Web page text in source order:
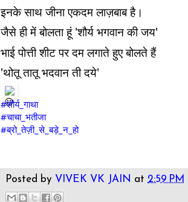
इनके साथ जीना एकदम लाज़बाब है।
जैसे ही में बोलता हूं 'शौर्य भगवान की जय'
भाई पोत्ती शीट पर दम लगाते हुए बोलते हैं
'थोतू तातू भदवान ती दये'
#शौर्य_गाथा
#चाचा_भतीजा
#ब्रो_तेज़ी_से_बड़े_न_हो
Posted by VIVEK VK JAIN at 2:59 PM